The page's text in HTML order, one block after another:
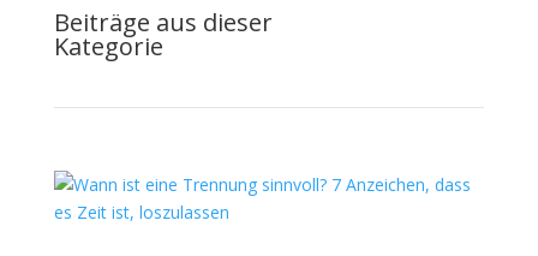
Beiträge aus dieser
Kategorie